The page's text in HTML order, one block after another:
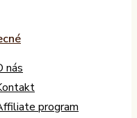
nás
program